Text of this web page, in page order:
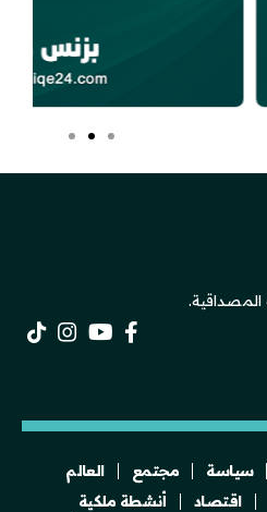
سياسة مجتمع
العالم
اقتصاد
أنشطة ملكية